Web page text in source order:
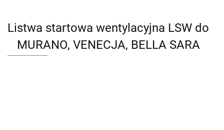
Listwa startowa wentylacyjna LSW do
MURANO, VENECJA, BELLA SARA